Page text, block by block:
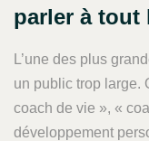
parler à tout
L’une des plus
un public trop large.
coach de vie », «
développement